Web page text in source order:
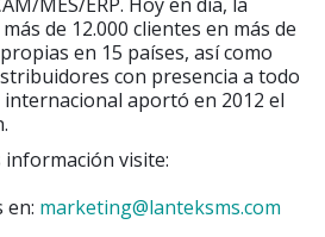
de 12.000 clientes en más de
en 15 países, así como
con presencia a todo
aportó en 2012 el
información visite:
en: marketing@lanteksms.com